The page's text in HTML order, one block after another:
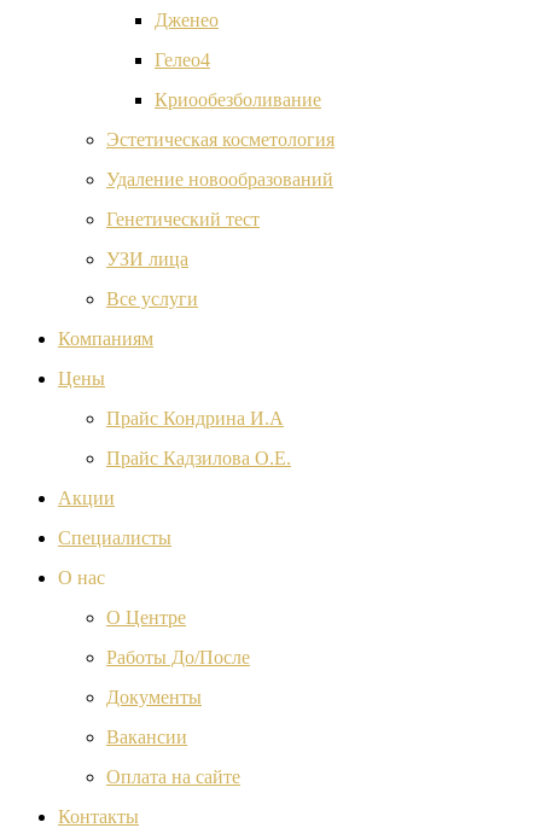
Дженео
Гелео4
Криообезболивание
Эстетическая косметология
Удаление новообразований
Генетический тест
УЗИ лица
Все услуги
Компаниям
Цены
Прайс Кондрина И.А
Прайс Кадзилова О.Е.
Акции
Специалисты
О нас
О Центре
Работы До/После
Документы
Вакансии
Оплата на сайте
Контакты